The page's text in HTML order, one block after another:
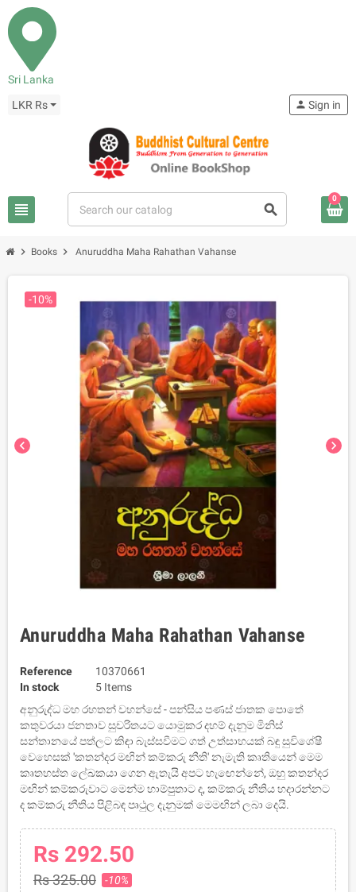
Sri Lanka
LKR Rs
view_headline search
person Sign in
0
chevron_right Books chevron_right Anuruddha Maha Rahathan Vahanse
chevron_left chevron_right
-10%
Anuruddha Maha Rahathan Vahanse
Reference
10370661
In stock
5 Items
අනුරුද්ධ මහ රහතන් වහන්සේ - පන්සිය පණස් ජාතක පොතේ
කතුවරයා ජනතාව සුචරිතයට යොමුකර දහම් දැනුම මිනිස්
සන්තානයේ පත්ලට කිඳා බැස්සවීමට ගත් උත්සාහයක් බඳු සුවිශේෂී
වෙහෙසක් 'කතන්දර මඟින් කම්කරු නීති' නැමැති කෘතියෙන් මෙම
කෘතහස්ත ලේඛකයා ගෙන ඇතැයි අපට හැඟෙන්නේ, ඔහු කතන්දර
මඟින් කම්කරුවාට මෙන්ම හාම්පුතාට ද, කම්කරු නීතිය හදාරන්නට
ද කම්කරු නීතිය පිළිබඳ පෘථුල දැනුමක් මෙමඟින් ලබා දෙයි.
Rs 292.50
Rs 325.00 -10%